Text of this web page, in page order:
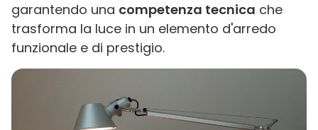
garantendo una competenza tecnica che
trasforma la luce in un elemento d'arredo
funzionale e di prestigio.